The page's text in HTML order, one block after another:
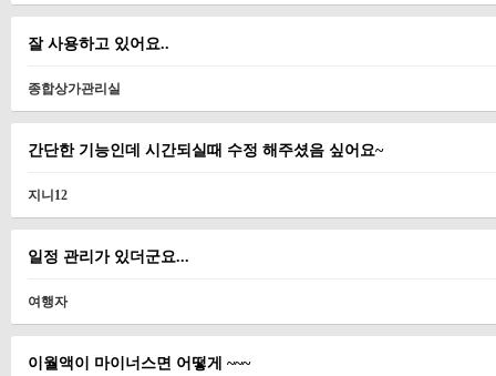
잘 사용하고 있어요..
종합상가관리실
간단한 기능인데 시간되실때 수정 해주셨음 싶어요~
지니12
일정 관리가 있더군요...
여행자
이월액이 마이너스면 어떻게 ~~~